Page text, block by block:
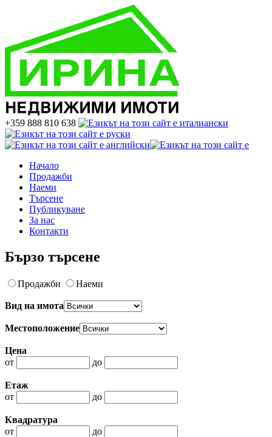
+359 888 810 638
Начало
Продажби
Наеми
Търсене
Публикуване
За нас
Контакти
Бързо търсене
Продажби Наеми
Вид на имота
Местоположение
Цена
от
до
Етаж
от
до
Квадратура
от
до